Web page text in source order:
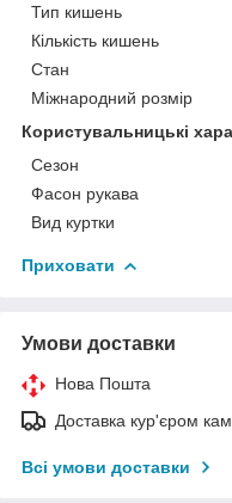
Тип кишень
Кількість кишень
Стан
Міжнародний розмір
Користувальницькі
Сезон
Фасон рукава
Вид куртки
Приховати
Умови доставки
Нова Пошта
Доставка кур'єром
Всі умови доставки